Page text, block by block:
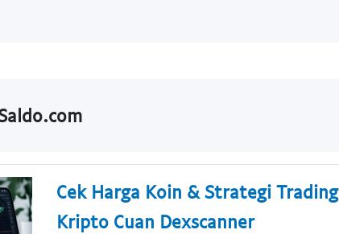
Cek Harga Koin & Strategi Trading
Kripto Cuan Dexscanner